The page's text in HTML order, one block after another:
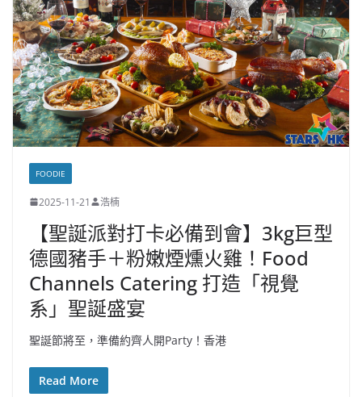
FOODIE
2025-11-21 浩楠
【聖誕派對打卡必備到會】3kg巨型
德國豬手＋粉嫩煙燻火雞！Food
Channels Catering 打造「視覺
系」聖誕盛宴
聖誕節將至，準備約齊人開Party！香港
Read More